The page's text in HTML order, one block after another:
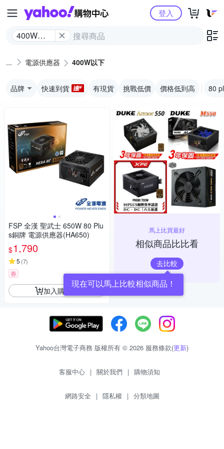
Yahoo購物中心
400W以
登入
電源供應器 400W以下
品牌 快速到貨 有現貨 挑戰低價 價格低到高 80
FSP 全漢 聖武士 650W 80 Plu
s銅牌 電源供應器(HA650)
$1,790
5 (7)
券
加入購物車
馬上比買最好
相似商品比比看
去比較
現在可以馬上比較相似商品！
Yahoo台灣電子商務 版權所有 © 2026 服務條款(更新)
客服中心 | 關於我們 | 購物須知
網路安全 | 隱私權 | 分類地圖